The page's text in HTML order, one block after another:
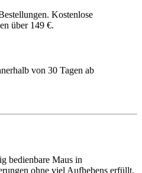
Kostenlose
über 149 €.
von 30 Tagen ab
bedienbare Maus in
ohne viel Aufhebens erfüllt.